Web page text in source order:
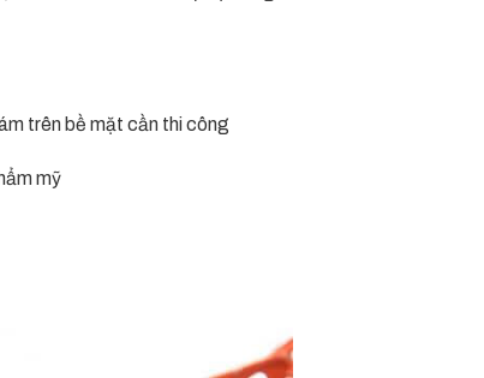
trên bề mặt cần thi công
mỹ